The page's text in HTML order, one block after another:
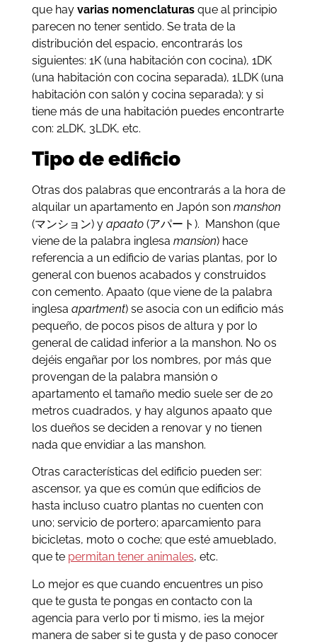
que hay varias nomenclaturasque al principio
parecen no tener sentido. Se trata de la
distribución del espacio, encontrarás los
siguientes: 1K (una habitación con cocina), 1DK
(una habitación con cocina separada), 1LDK (una
habitación con salón y cocina separada); y si
tiene más de una habitación puedes encontrarte
con: 2LDK, 3LDK, etc.
Tipo de edificio
Otras dos palabras que encontrarás a la hora de
alquilar un apartamento en Japón son manshon
(マンション) y apaato (アパート). Manshon (que
viene de la palabra inglesa mansion) hace
referencia a un edificio de varias plantas, por lo
general con buenos acabados y construidos
con cemento. Apaato (que viene de la palabra
inglesa apartment) se asocia con un edificio más
pequeño, de pocos pisos de altura y por lo
general de calidad inferior a la manshon. No os
dejéis engañar por los nombres, por más que
provengan de la palabra mansión o
apartamento el tamaño medio suele ser de 20
metros cuadrados, y hay algunos apaato que
los dueños se deciden a renovar y no tienen
nada que envidiar a las manshon.
Otras características del edificio pueden ser:
ascensor, ya que es común que edificios de
hasta incluso cuatro plantas no cuenten con
uno; servicio de portero; aparcamiento para
bicicletas, moto o coche; que esté amueblado,
que te permitan tener animales, etc.
Lo mejor es que cuando encuentres un piso
que te gusta te pongas en contacto con la
agencia para verlo por ti mismo, ¡es la mejor
manera de saber si te gusta y de paso conocer